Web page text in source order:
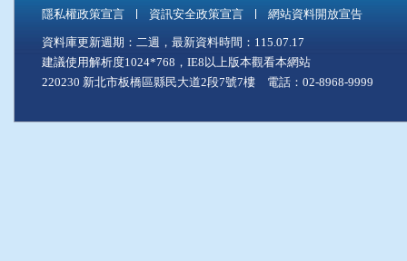
隱私權政策宣言 資訊安全政策宣言 網站資料開放宣告
資料庫更新週期：二週，最新資料時間：115.07.17
建議使用解析度1024*768，IE8以上版本觀看本網站
220230 新北市板橋區縣民大道2段7號7樓 電話：02-8968-9999